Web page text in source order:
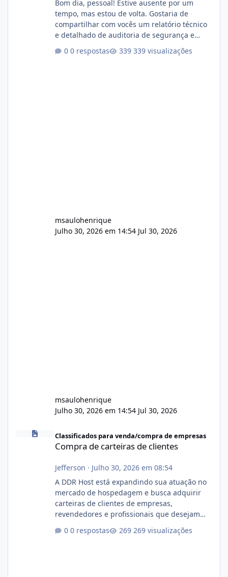
Bom dia, pessoal! Estive ausente por um
tempo, mas estou de volta. Gostaria de
compartilhar com vocês um relatório técnico
e detalhado de auditoria de segurança e
conformidade referente ao VOXPANEL (versão
atualmente em circulação e comercialização
0 respostas 339 visualizações
msaulohenrique
Julho 30, 2026 em 14:54 Jul 30, 2026
msaulohenrique
Julho 30, 2026 em 14:54 Jul 30, 2026
Compra de carteiras de clientes
Classificados para venda/compra de empresas
Compra de carteiras de clientes
Jefferson · Julho 30, 2026 em 08:54
A DDR Host está expandindo sua atuação no
mercado de hospedagem e busca adquirir
carteiras de clientes de empresas,
revendedores e profissionais que desejam
operação. Se você possui clientes ativos de
0 respostas 269 visualizações